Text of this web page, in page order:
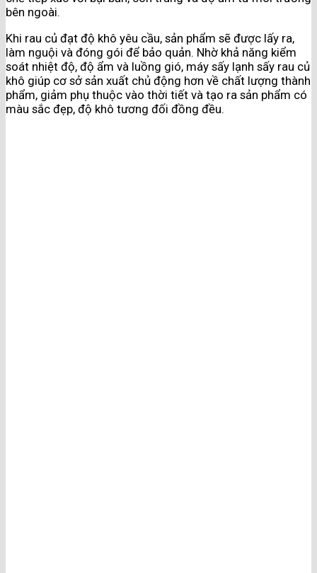
bên ngoài.
Khi rau củ đạt độ khô yêu cầu, sản phẩm sẽ được lấy ra,
làm nguội và đóng gói để bảo quản. Nhờ khả năng kiểm
soát nhiệt độ, độ ẩm và luồng gió, máy sấy lạnh sấy rau củ
khô giúp cơ sở sản xuất chủ động hơn về chất lượng thành
phẩm, giảm phụ thuộc vào thời tiết và tạo ra sản phẩm có
màu sắc đẹp, độ khô tương đối đồng đều.